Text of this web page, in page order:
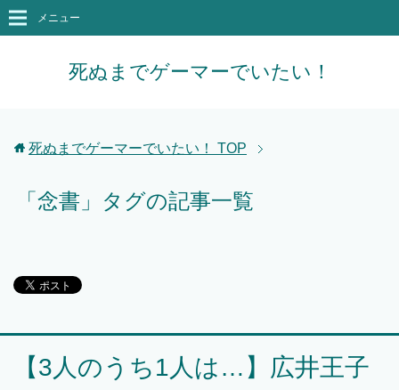
死ぬまでゲーマーでいたい！
メニュー
死ぬまでゲーマーでいたい！ TOP
「念書」タグの記事一覧
【3人のうち1人は…】広井王子